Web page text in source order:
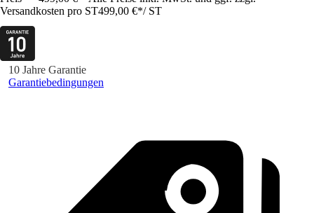
Versandkosten pro ST499,00 €*/ ST
10 Jahre Garantie
Garantiebedingungen